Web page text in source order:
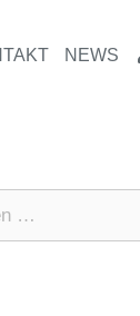
NEWS